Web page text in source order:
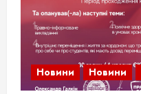
Новини Новини